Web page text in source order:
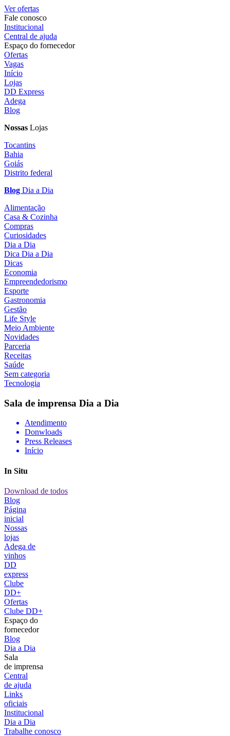
Ver ofertas
Fale conosco
Institucional
Central de ajuda
Espaço do fornecedor
Ofertas
Vagas
Início
Lojas
DD Express
Adega
Blog
Nossas Lojas
Tocantins
Bahia
Goiás
Distrito federal
Blog Dia a Dia
Alimentação
Casa & Cozinha
Compras
Curiosidades
Dia a Dia
Dica Dia a Dia
Dicas
Economia
Empreendedorismo
Esporte
Gastronomia
Gestão
Life Style
Meio Ambiente
Novidades
Parceria
Receitas
Saúde
Sem categoria
Tecnologia
Sala de imprensa Dia a Dia
Atendimento
Donwloads
Press Releases
Início
In Situ
Download de todos
Blog
Página
inicial
Nossas
lojas
Adega de
vinhos
DD
express
Clube
DD+
Ofertas
Clube DD+
Espaço do
fornecedor
Blog
Dia a Dia
Sala
de imprensa
Central
de ajuda
Links
oficiais
Institucional
Dia a Dia
Trabalhe conosco